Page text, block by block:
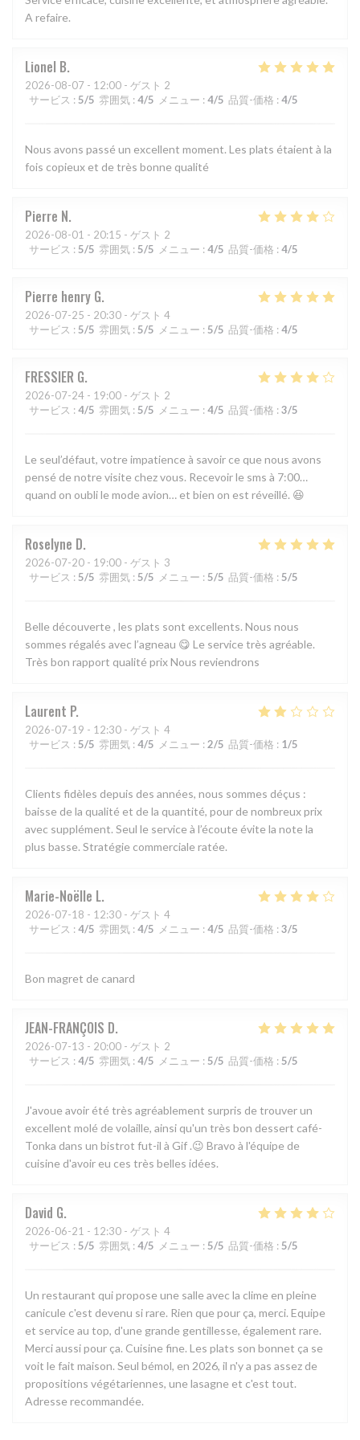
A refaire.
Lionel B
2026-08-07 - 12:00 - ゲスト 2
サービス : 5/5 雰囲気 : 4/5 メニュー : 4/5 品質-価格 : 4/5
Nous avons passé un excellent moment. Les plats étaient à la
fois copieux et de très bonne qualité
Pierre N
2026-08-01 - 20:15 - ゲスト 2
サービス : 5/5 雰囲気 : 5/5 メニュー : 4/5 品質-価格 : 4/5
Pierre henry G
2026-07-25 - 20:30 - ゲスト 4
サービス : 5/5 雰囲気 : 5/5 メニュー : 5/5 品質-価格 : 4/5
FRESSIER G
2026-07-24 - 19:00 - ゲスト 2
サービス : 4/5 雰囲気 : 5/5 メニュー : 4/5 品質-価格 : 3/5
Le seul’défaut, votre impatience à savoir ce que nous avons
pensé de notre visite chez vous. Recevoir le sms à 7:00…
quand on oubli le mode avion… et bien on est réveillé. 😆
Roselyne D
2026-07-20 - 19:00 - ゲスト 3
サービス : 5/5 雰囲気 : 5/5 メニュー : 5/5 品質-価格 : 5/5
Belle découverte , les plats sont excellents. Nous nous
sommes régalés avec l’agneau 😋 Le service très agréable.
Très bon rapport qualité prix Nous reviendrons
Laurent P
2026-07-19 - 12:30 - ゲスト 4
サービス : 5/5 雰囲気 : 4/5 メニュー : 2/5 品質-価格 : 1/5
Clients fidèles depuis des années, nous sommes déçus :
baisse de la qualité et de la quantité, pour de nombreux prix
avec supplément. Seul le service à l’écoute évite la note la
plus basse. Stratégie commerciale ratée.
Marie-Noëlle L
2026-07-18 - 12:30 - ゲスト 4
サービス : 4/5 雰囲気 : 4/5 メニュー : 4/5 品質-価格 : 3/5
Bon magret de canard
JEAN-FRANÇOIS D
2026-07-13 - 20:00 - ゲスト 2
サービス : 4/5 雰囲気 : 4/5 メニュー : 5/5 品質-価格 : 5/5
J'avoue avoir été très agréablement surpris de trouver un
excellent molé de volaille, ainsi qu'un très bon dessert café-
Tonka dans un bistrot fut-il à Gif .😉 Bravo à l'équipe de
cuisine d'avoir eu ces très belles idées.
David G
2026-06-21 - 12:30 - ゲスト 4
サービス : 5/5 雰囲気 : 4/5 メニュー : 5/5 品質-価格 : 5/5
Un restaurant qui propose une salle avec la clime en pleine
canicule c'est devenu si rare. Rien que pour ça, merci. Equipe
et service au top, d'une grande gentillesse, également rare.
Merci aussi pour ça. Cuisine fine. Les plats son bonnet ça se
voit le fait maison. Seul bémol, en 2026, il n'y a pas assez de
propositions végétariennes, une lasagne et c'est tout.
Adresse recommandée.